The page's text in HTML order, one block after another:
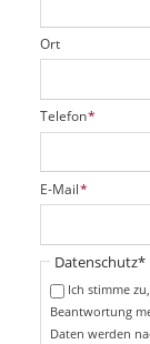
Ort
P
f
i
c
t
f
Telefon*
P
f
i
E-Mail*
Pflichtfeld
Datenschutz*
Ich stimme
Beantwortung
Daten werden